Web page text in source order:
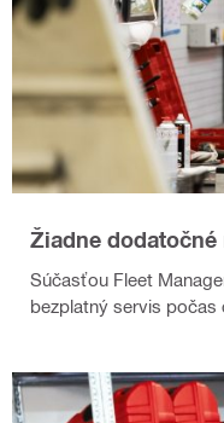
Žiadne dodatočné
Súčasťou Fleet
bezplatný servis počas